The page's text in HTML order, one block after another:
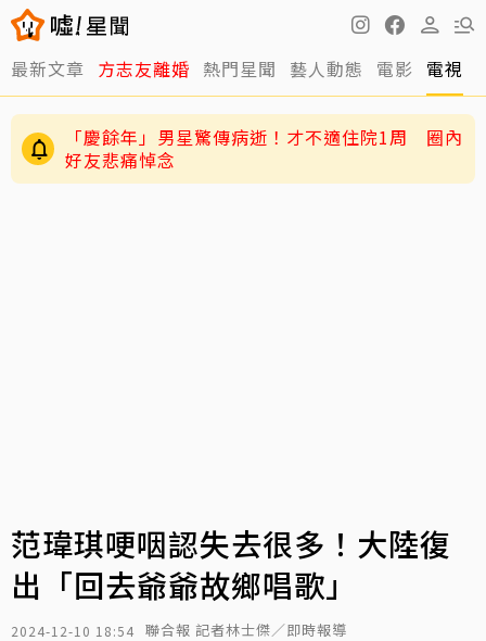
最新文章 方志友離婚 熱門星聞 藝人動態 電影 電視
「慶餘年」男星驚傳病逝！才不適住院1周 圈內
好友悲痛悼念
范瑋琪哽咽認失去很多！大陸復
出「回去爺爺故鄉唱歌」
2024-12-10 18:54 聯合報 記者林士傑／即時報導